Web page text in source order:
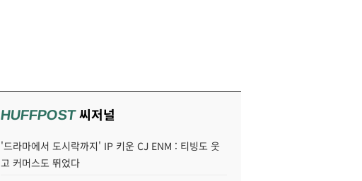
HUFFPOST씨저널
'드라마에서 도시락까지' IP 키운 CJ ENM : 티빙도 웃
고 커머스도 뛰었다